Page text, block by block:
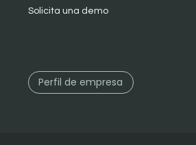
Solicita una demo
Perfil de empresa